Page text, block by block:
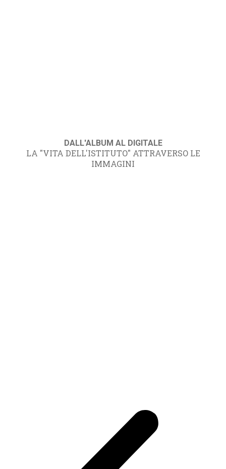
DALL'ALBUM AL DIGITALE
LA "VITA DELL'ISTITUTO" ATTRAVERSO LE
IMMAGINI